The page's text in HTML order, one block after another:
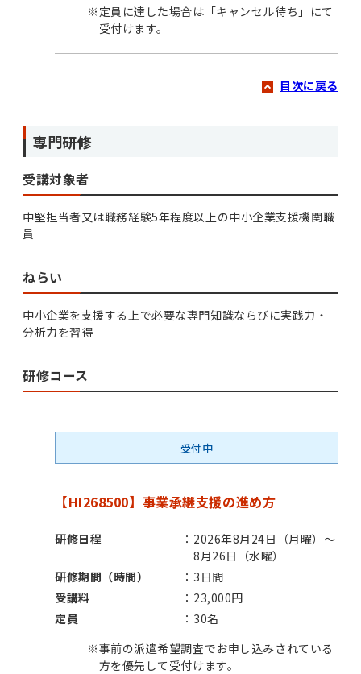
※ 定員に達した場合は「キャンセル待ち」にて
受付けます。
目次に戻る
専門研修
受講対象者
中堅担当者又は職務経験5年程度以上の中小企業支援機関職
員
ねらい
中小企業を支援する上で必要な専門知識ならびに実践力・
分析力を習得
研修コース
受付中
【HI268500】事業承継支援の進め方
研修日程
2026年8月24日（月曜）～
8月26日（水曜）
研修期間（時間）
3日間
受講料
23,000円
定員
30名
※事前の派遣希望調査でお申し込みされている
方を優先して受付けます。